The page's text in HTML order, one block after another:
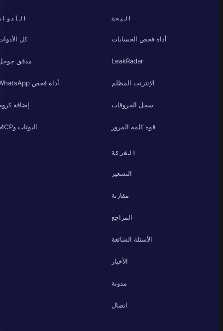
البحث
أداة فحص الحسابات
LeakRadar
الإنترنت المظلم
سجل الخروقات
قوة كلمة المرور
الأدوات
كل الأدوات
مدقق جوجل
أداة فحص WhatsApp
إضافة كروم
البوتات وMCP
الشركة
التسعير
مقارنة
المراجع
الأسئلة الشائعة
الأخبار
مدونة
اتصال